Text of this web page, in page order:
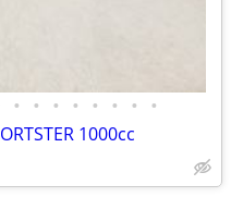
• • • • • • • •
1000cc